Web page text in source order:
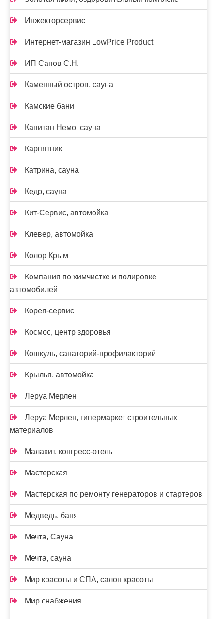
Инжекторсервис
Интернет-магазин LowPrice Product
ИП Сапов С.Н.
Каменный остров, сауна
Камские бани
Капитан Немо, сауна
Карпятник
Катрина, сауна
Кедр, сауна
Кит-Сервис, автомойка
Клевер, автомойка
Колор Крым
Компания по химчистке и полировке
автомобилей
Корея-сервис
Космос, центр здоровья
Кошкуль, санаторий-профилакторий
Крылья, автомойка
Леруа Мерлен
Леруа Мерлен, гипермаркет строительных
материалов
Малахит, конгресс-отель
Мастерская
Мастерская по ремонту генераторов и стартеров
Медведь, баня
Мечта, Сауна
Мечта, сауна
Мир красоты и СПА, салон красоты
Мир снабжения